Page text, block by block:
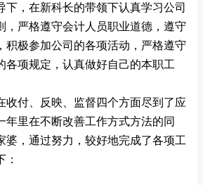
下，在新科长的带领下认真学习公司
，严格遵守会计人员职业道德，遵守
积极参加公司的各项活动，严格遵守
各项规定，认真做好自己的本职工
收付、反映、监督四个方面尽到了应
年里在不断改善工作方式方法的同
婆，通过努力，较好地完成了各项工